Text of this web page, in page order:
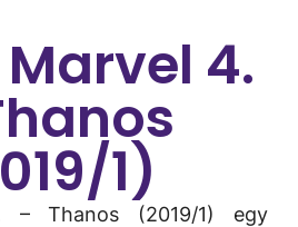
4.
1)
– Thanos (2019/1) egy